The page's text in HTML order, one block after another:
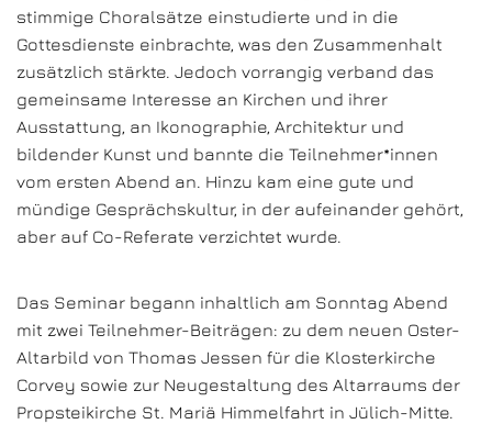
stimmige Choralsätze einstudierte und in die
Gottesdienste einbrachte, was den Zusammenhalt
zusätzlich stärkte. Jedoch vorrangig verband das
gemeinsame Interesse an Kirchen und ihrer
Ausstattung, an Ikonographie, Architektur und
bildender Kunst und bannte die Teilnehmer*innen
vom ersten Abend an. Hinzu kam eine gute und
mündige Gesprächskultur, in der aufeinander gehört,
aber auf Co-Referate verzichtet wurde.
Das Seminar begann inhaltlich am Sonntag Abend
mit zwei Teilnehmer-Beiträgen: zu dem neuen Oster-
Altarbild von Thomas Jessen für die Klosterkirche
Corvey sowie zur Neugestaltung des Altarraums der
Propsteikirche St. Mariä Himmelfahrt in Jülich-Mitte.